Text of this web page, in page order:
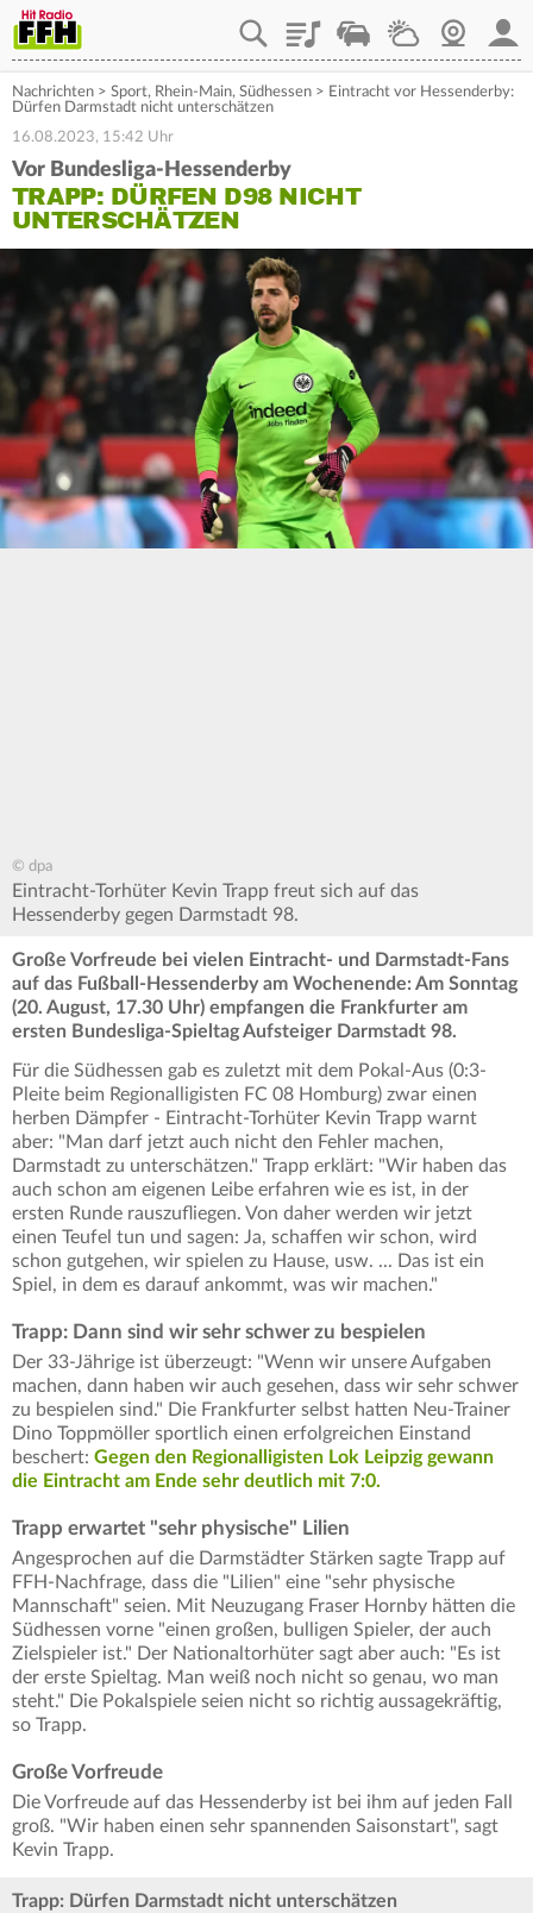
PlaylistStaupilotWetterWebcam
Nachrichten > Sport, Rhein-Main, Südhessen > Eintracht vor Hessenderby:
Dürfen Darmstadt nicht unterschätzen
16.08.2023, 15:42 Uhr
Vor Bundesliga-Hessenderby
TRAPP: DÜRFEN D98 NICHT
UNTERSCHÄTZEN
© dpa
Eintracht-Torhüter Kevin Trapp freut sich auf das
Hessenderby gegen Darmstadt 98.
Große Vorfreude bei vielen Eintracht- und Darmstadt-Fans
auf das Fußball-Hessenderby am Wochenende: Am Sonntag
(20. August, 17.30 Uhr) empfangen die Frankfurter am
ersten Bundesliga-Spieltag Aufsteiger Darmstadt 98.
Für die Südhessen gab es zuletzt mit dem Pokal-Aus (0:3-
Pleite beim Regionalligisten FC 08 Homburg) zwar einen
herben Dämpfer - Eintracht-Torhüter Kevin Trapp warnt
aber: "Man darf jetzt auch nicht den Fehler machen,
Darmstadt zu unterschätzen." Trapp erklärt: "Wir haben das
auch schon am eigenen Leibe erfahren wie es ist, in der
ersten Runde rauszufliegen. Von daher werden wir jetzt
einen Teufel tun und sagen: Ja, schaffen wir schon, wird
schon gutgehen, wir spielen zu Hause, usw. ... Das ist ein
Spiel, in dem es darauf ankommt, was wir machen."
Trapp: Dann sind wir sehr schwer zu bespielen
Der 33-Jährige ist überzeugt: "Wenn wir unsere Aufgaben
machen, dann haben wir auch gesehen, dass wir sehr schwer
zu bespielen sind." Die Frankfurter selbst hatten Neu-Trainer
Dino Toppmöller sportlich einen erfolgreichen Einstand
beschert: Gegen den Regionalligisten Lok Leipzig gewann
die Eintracht am Ende sehr deutlich mit 7:0.
Trapp erwartet "sehr physische" Lilien
Angesprochen auf die Darmstädter Stärken sagte Trapp auf
FFH-Nachfrage, dass die "Lilien" eine "sehr physische
Mannschaft" seien. Mit Neuzugang Fraser Hornby hätten die
Südhessen vorne "einen großen, bulligen Spieler, der auch
Zielspieler ist." Der Nationaltorhüter sagt aber auch: "Es ist
der erste Spieltag. Man weiß noch nicht so genau, wo man
steht." Die Pokalspiele seien nicht so richtig aussagekräftig,
so Trapp.
Große Vorfreude
Die Vorfreude auf das Hessenderby ist bei ihm auf jeden Fall
groß. "Wir haben einen sehr spannenden Saisonstart", sagt
Kevin Trapp.
Trapp: Dürfen Darmstadt nicht unterschätzen